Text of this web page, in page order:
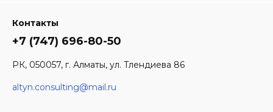
Контакты
+7 (747) 696-80-50
РК, 050057, г. Алматы, ул. Тлендиева 86
altyn.consulting@mail.ru